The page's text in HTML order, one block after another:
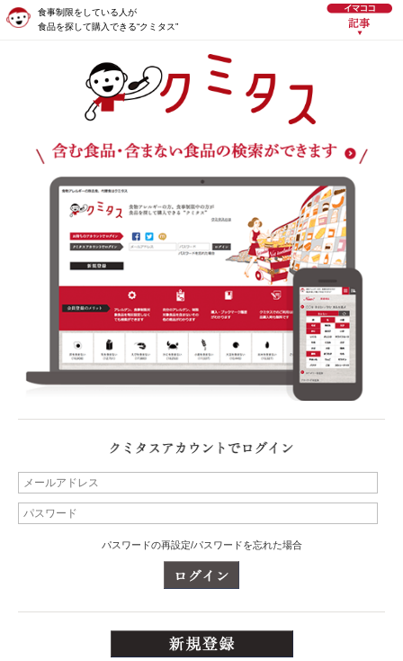
食事制限をしている人が
食品を探して購入できる“クミタス”
パスワードの再設定/パスワードを忘れた場合